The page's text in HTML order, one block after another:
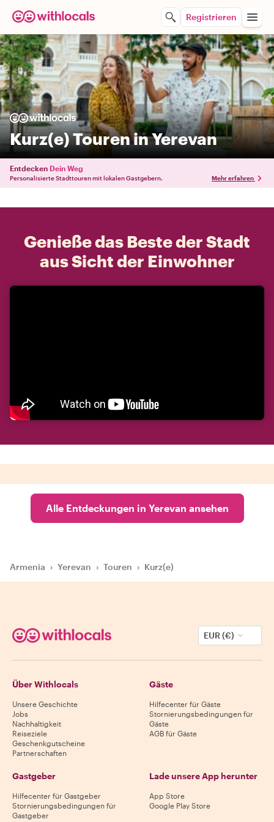
Registrieren
Kurz(e) Touren in Yerevan
Entdecken Dein Weg
Personalisierte Stadttouren mit lokalen Gastgebern. Mehr erfahren
Genieße das Beste der Stadt
aus Sicht der Einwohner
Alle Entdeckungen in Yerevan ansehen
Armenia › Yerevan › Touren › Kurz(e)
EUR (€)
Über Withlocals
Unsere Geschichte
Jobs
Nachhaltigkeit
Reiseziele
Geschenkgutscheine
Partnerschaften
Gäste
Hilfecenter für Gäste
Stornierungsbedingungen für
Gäste
AGB für Gäste
Gastgeber
Hilfecenter für Gastgeber
Stornierungsbedingungen für
Gastgeber
Lade unsere App herunter
App Store
Google Play Store